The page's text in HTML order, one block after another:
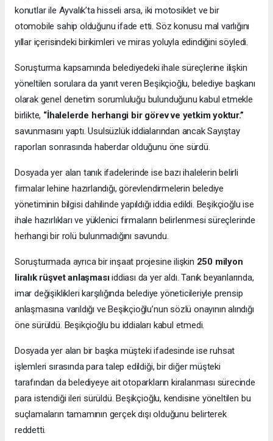
konutlar ile Ayvalık’ta hisseli arsa, iki motosiklet ve bir
otomobile sahip olduğunu ifade etti. Söz konusu mal varlığını
yıllar içerisindeki birikimleri ve miras yoluyla edindiğini söyledi.
Soruşturma kapsamında belediyedeki ihale süreçlerine ilişkin
yöneltilen sorulara da yanıt veren Beşikçioğlu, belediye başkanı
olarak genel denetim sorumluluğu bulunduğunu kabul etmekle
birlikte, “İhalelerde herhangi bir görev ve yetkim yoktur.”
savunmasını yaptı. Usulsüzlük iddialarından ancak Sayıştay
raporları sonrasında haberdar olduğunu öne sürdü.
Dosyada yer alan tanık ifadelerinde ise bazı ihalelerin belirli
firmalar lehine hazırlandığı, görevlendirmelerin belediye
yönetiminin bilgisi dahilinde yapıldığı iddia edildi. Beşikçioğlu ise
ihale hazırlıkları ve yüklenici firmaların belirlenmesi süreçlerinde
herhangi bir rolü bulunmadığını savundu.
Soruşturmada ayrıca bir inşaat projesine ilişkin 250 milyon
liralık rüşvet anlaşmasıiddiası da yer aldı. Tanık beyanlarında,
imar değişiklikleri karşılığında belediye yöneticileriyle prensip
anlaşmasına varıldığı ve Beşikçioğlu’nun sözlü onayının alındığı
öne sürüldü. Beşikçioğlu bu iddiaları kabul etmedi.
Dosyada yer alan bir başka müşteki ifadesinde ise ruhsat
işlemleri sırasında para talep edildiği, bir diğer müşteki
tarafından da belediyeye ait otoparkların kiralanması sürecinde
para istendiği ileri sürüldü. Beşikçioğlu, kendisine yöneltilen bu
suçlamaların tamamının gerçek dışı olduğunu belirterek
reddetti.